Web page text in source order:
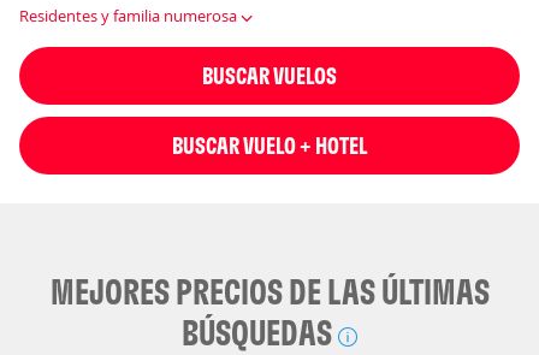
Residentes y familia numerosa
BUSCAR VUELOS
BUSCAR VUELO + HOTEL
MEJORES PRECIOS DE LAS ÚLTIMAS
BÚSQUEDAS